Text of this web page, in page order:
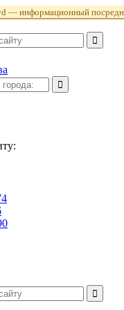
— информационный